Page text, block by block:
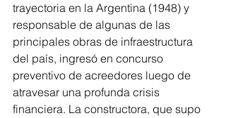
trayectoria en la Argentina (1948) y
responsable de algunas de las
principales obras de infraestructura
del país, ingresó en concurso
preventivo de acreedores luego de
atravesar una profunda crisis
financiera. La constructora, que supo